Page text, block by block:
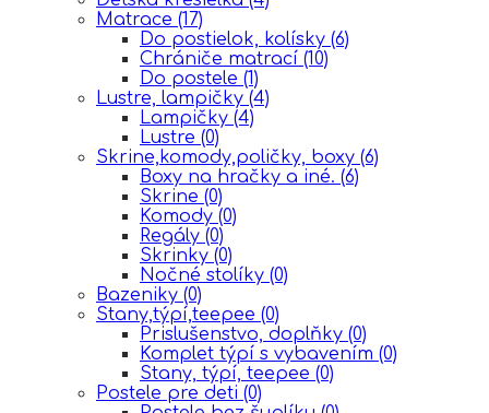
Matrace (17)
Do postielok, kolísky (6)
Chrániče matrací (10)
Do postele (1)
Lustre, lampičky (4)
Lampičky (4)
Lustre (0)
Skrine,komody,poličky, boxy (6)
Boxy na hračky a iné. (6)
Skrine (0)
Komody (0)
Regály (0)
Skrinky (0)
Nočné stolíky (0)
Bazeniky (0)
Stany,týpí,teepee (0)
Prislušenstvo, doplňky (0)
Komplet týpí s vybavením (0)
Stany, týpí, teepee (0)
Postele pre deti (0)